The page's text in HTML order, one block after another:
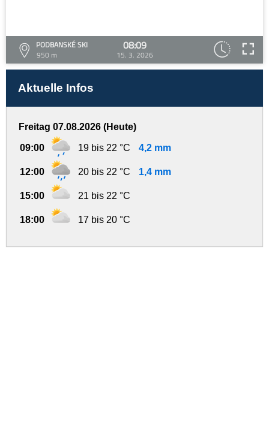
PODBANSKÉ SKI
950 m
08:09
15. 3. 2026
Aktuelle Infos
Freitag 07.08.2026 (Heute)
09:00 19 bis 22 °C 4,2 mm
12:00 20 bis 22 °C 1,4 mm
15:00 21 bis 22 °C
18:00 17 bis 20 °C